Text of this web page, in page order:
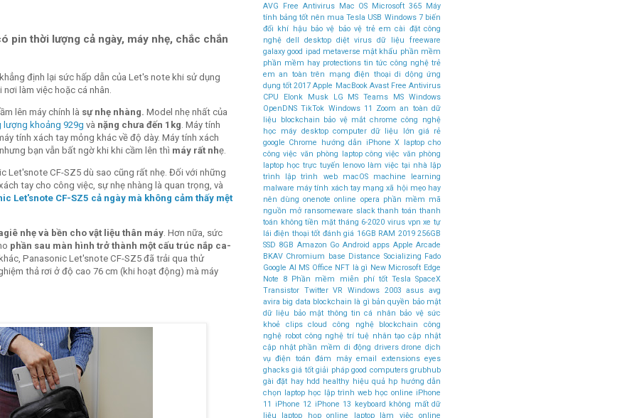
pin thời lượng cả ngày, máy nhẹ, chắc chắn
định lại sức hấp dẫn của Let's note khi sử dụng
làm việc hoặc cá nhân.
lên máy chính là sự nhẹ nhàng. Model nhẹ nhất của
lượng khoảng 929g và nặng chưa đến 1kg. Máy tính
tính xách tay mỏng khác về độ dày. Máy tính xách
bạn vẫn bất ngờ khi khi cầm lên thì máy rất nhẹ.
Let'snote CF-SZ5 dù sao cũng rất nhẹ. Đối với những
tay cho công việc, sự nhẹ nhàng là quan trọng, và
Let'snote CF-SZ5 cả ngày mà không cảm thấy mệt
nhẹ và bền cho vật liệu thân máy. Hơn nữa, sức
phần sau màn hình trở thành một cấu trúc nắp ca-
Panasonic Let'snote CF-SZ5 đã trải qua thử
thả rơi ở độ cao 76 cm (khi hoạt động) mà máy
AVG Free Antivirus Mac OS Microsoft 365 Máy
tính bảng tốt nên mua Tesla USB Windows 7 biến
đổi khí hậu bảo vệ bảo vệ trẻ em cài đặt công
nghệ dell desktop diệt virus dữ liệu
freeware
galaxy good ipad metaverse mật khẩu phần mềm
phần mềm hay protections tin tức công nghệ trẻ
em an toàn trên mạng điện thoại di dộng ứng
dụng tốt 2017 Apple MacBook Avast Free Antivirus
CPU
Elonk Musk LG MS Teams
MS Windows
OpenDNS TikTok Windows 11 Zoom an toàn dữ
liệu
blockchain bảo vệ mắt chrome công nghệ
học máy desktop computer dữ liệu lớn giá rẻ
google Chrome
hướng dẫn iPhone X laptop cho
công việc văn phòng laptop công việc văn phòng
laptop học trực tuyến lenovo làm việc tại nhà lập
trình
lập trình web macOS
machine learning
malware máy tính xách tay mạng xã hội mẹo hay
nên dùng onenote online opera phần mềm mã
nguồn mở ransomeware slack thanh toán thanh
toán không tiền mặt tháng 6-2020 virus vpn xe tự
lái điện thoại tốt đánh giá 16GB RAM 2019 256GB
SSD 8GB Amazon Go Android apps Apple Arcade
BKAV Chromium base Distance Socializing Fado
Google AI MS Office NFT là gì New Microsoft Edge
Note 8 Phần mềm miễn phí tốt Tesla SpaceX
Transistor Twitter VR Windows 2003 asus avg
avira big data blockchain là gì bản quyền bảo mật
dữ liệu
bảo mật thông tin cá nhân bảo vệ sức
khoẻ
clips cloud công nghệ blockchain
công
nghệ robot công nghệ trí tuệ nhân tạo cập nhật
cập nhật phần mềm di động drivers drone dịch
vụ điện toán đám mây email extensions eyes
ghacks giá tốt giải pháp good computers grubhub
gài đặt hay hdd healthy hiệu quả hp hướng dẫn
chọn laptop học lập trình web học online iPhone
11
iPhone 12 iPhone 13 keyboard không mất dữ
liệu
laptop họp online laptop làm việc online